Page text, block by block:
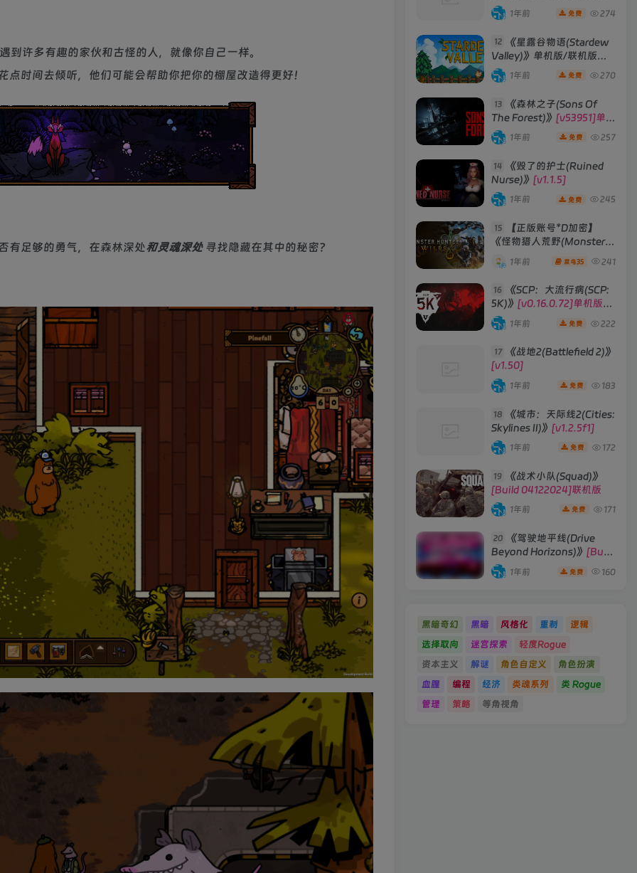
许多有趣的家伙和古怪的人，就像你自己一样。
时间去倾听，他们可能会帮助你把你的棚屋改造得更好！
有足够的勇气，在森林深处和灵魂深处寻找隐藏在其中的秘密？
Horizons)》
版 整合全部DLC
1年前 免费 274
12
《星露谷物语(Stardew
Valley)》单机版/联机版
[v1.6.15]
1年前 免费 270
13
《森林之子(Sons Of
The Forest)》 [v53951]单机
版|联机版
1年前 免费 257
14
《毁了的护士(Ruined
Nurse)》 [v1.1.5]
1年前 免费 245
15
【正版账号*D加密】
《怪物猎人荒野(Monster
1年前 菜鸟35 241
16
《SCP：大流行病(SCP:
5K)》 [v0.16.0.72]单机版/
联机版
1年前 免费 222
17
《战地2(Battlefield 2)》
[v1.50]
1年前 免费 183
18
《城市：天际线2(Cities:
Skylines II)》 [v1.2.5f1]
1年前 免费 172
19
《战术小队(Squad)》
[Build 04122024]联机版
1年前 免费 171
20
《驾驶地平线(Drive
Beyond Horizons)》 [Build
19066396 单机版/联机版]
1年前 免费 160
黑暗奇幻 黑暗 风格化 重制
逻辑
选择取向
迷宫探索
轻度Rogue
资本主义
解谜 角色自定义
角色扮演
血腥
编程 经济 类魂系列
类 Rogue
管理
策略 等角视角